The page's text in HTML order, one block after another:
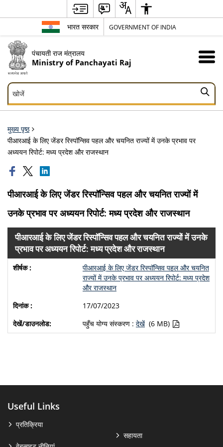
भारत सरकार GOVERNMENT OF INDIA
पंचायती राज मंत्रालय
Ministry of Panchayati Raj
खोजें
खोजें
मुख्य पृष्ठ
पीआरआई के लिए जेंडर रिस्पॉन्सिव पहल और चयनित राज्यों में उनके प्रभाव पर
अध्ययन रिपोर्ट: मध्य प्रदेश और राजस्थान
पीआरआई के लिए जेंडर रिस्पॉन्सिव पहल और चयनित राज्यों में
उनके प्रभाव पर अध्ययन रिपोर्ट: मध्य प्रदेश और राजस्थान
पीआरआई के लिए जेंडर रिस्पॉन्सिव पहल और चयनित राज्यों में उनके
प्रभाव पर अध्ययन रिपोर्ट: मध्य प्रदेश और राजस्थान
पीआरआई के लिए जेंडर रिस्पॉन्सिव पहल और चयनित
राज्यों में उनके प्रभाव पर अध्ययन रिपोर्ट: मध्य प्रदेश
और राजस्थान
17/07/2023
पहुँच योग्य संस्करण : देखें (6 MB)
Useful Links
प्रतिक्रिया
सहायता